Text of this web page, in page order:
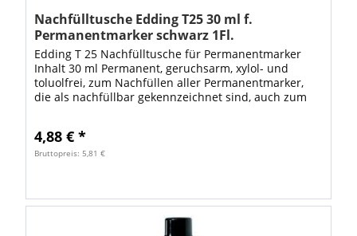
Nachfülltusche Edding T25 30 ml f.
Permanentmarker schwarz 1Fl.
Edding T 25 Nachfülltusche für Permanentmarker
Inhalt 30 ml Permanent, geruchsarm, xylol- und
toluolfrei, zum Nachfüllen aller Permanentmarker,
die als nachfüllbar gekennzeichnet sind, auch zum
4,88 € *
Bruttopreis: 5,81 €